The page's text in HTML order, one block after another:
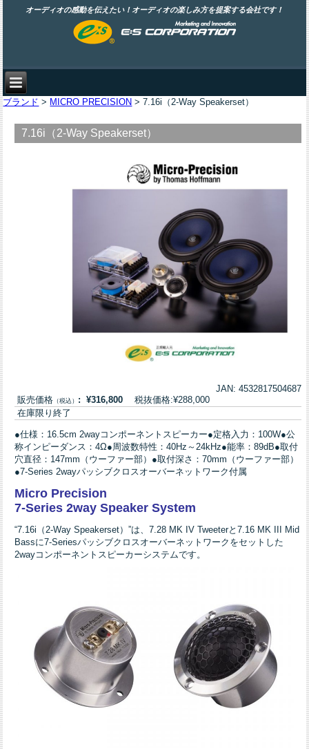
オーディオの感動を伝えたい！オーディオの楽しみ方を提案する会社です！
ブランド > MICRO PRECISION > 7.16i（2-Way Speakerset）
7.16i（2-Way Speakerset）
JAN: 4532817504687
販売価格 （税込） : ¥316,800 税抜価格:¥288,000
在庫限り終了
●仕様：16.5cm 2wayコンポーネントスピーカー●定格入力：100W●公
称インピーダンス：4Ω●周波数特性：40Hz～24kHz●能率：89dB●取付
穴直径：147mm（ウーファー部）●取付深さ：70mm（ウーファー部）
●7-Series 2wayパッシブクロスオーバーネットワーク付属
Micro Precision
7-Series 2way Speaker System
“7.16i（2-Way Speakerset）”は、7.28 MK IV Tweeterと7.16 MK III Mid
Bassに7-Seriesパッシブクロスオーバーネットワークをセットした
2wayコンポーネントスピーカーシステムです。